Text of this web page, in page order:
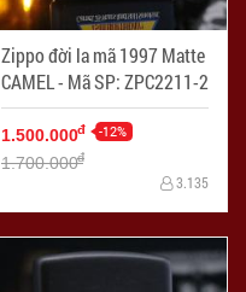
Zippo đời la mã 1997 Matte
CAMEL - Mã SP: ZPC2211-2
1.500.000đ -12%
1.700.000đ
3.135